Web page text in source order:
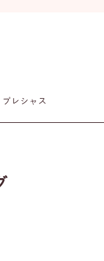
レシャス